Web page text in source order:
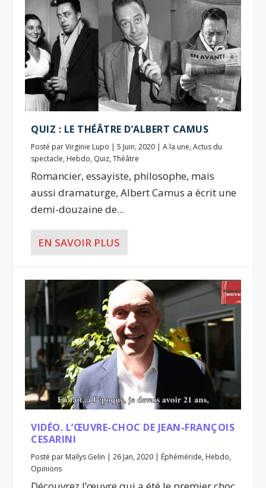
QUIZ : LE THÉÂTRE D’ALBERT CAMUS
Posté parVirginie Lupo |5 Juin, 2020 |A la une,Actus du
spectacle, Hebdo, Quiz,Théâtre
Romancier, essayiste, philosophe, mais
aussi dramaturge, Albert Camus a écrit une
demi-douzaine de...
EN SAVOIR PLUS
VIDÉO. L’ŒUVRE-CHOC DE JEAN-FRANÇOIS
CESARINI
Posté par Maïlys Gelin |26 Jan, 2020 | Éphéméride, Hebdo,
Opinions